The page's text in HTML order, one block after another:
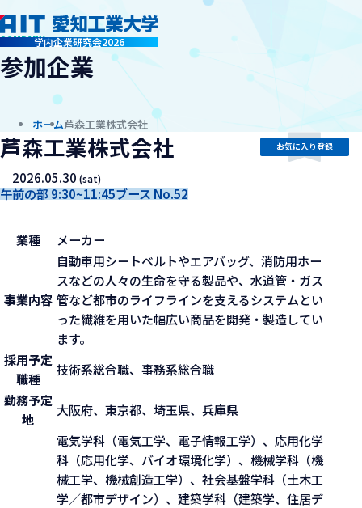
学内企業研究会2026
company
参加企業
ホーム芦森工業株式会社
芦森工業株式会社
2026.05.30(sat)
午前の部 9:30~11:45ブース No.52
お気に入り登録
業種 メーカー
事業内容
自動車用シートベルトやエアバッグ、消防用ホー
スなどの人々の生命を守る製品や、水道管・ガス
管など都市のライフラインを支えるシステムとい
った繊維を用いた幅広い商品を開発・製造してい
ます。
採用予定
職種
技術系総合職、事務系総合職
勤務予定
地
大阪府、東京都、埼玉県、兵庫県
電気学科（電気工学、電子情報工学）、応用化学
科（応用化学、バイオ環境化学）、機械学科（機
械工学、機械創造工学）、社会基盤学科（土木工
学／都市デザイン）、建築学科（建築学、住居デ